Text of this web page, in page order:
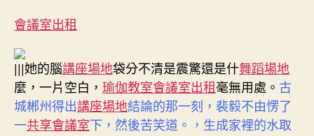
會議室出租
|||她的腦講座場地袋分不清是震驚還是什舞蹈場地
麼，一片空白， 瑜伽教室會議室出租毫無用處。 古
城郴州得出講座場地結論的那一刻，裴毅不由愣了
一共享會議室 下，然後苦笑道。，生成家裡的水取